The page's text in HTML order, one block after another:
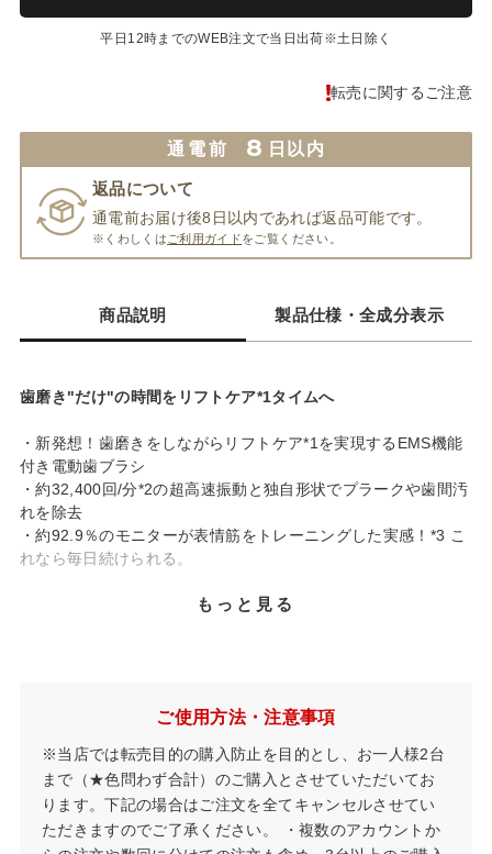
平日12時までのWEB注文で当日出荷※土日除く
転売に関するご注意
通電前 8 日以内
返品について
通電前お届け後8日以内であれば返品可能です。
※くわしくは ご利用ガイドをご覧ください。
商品説明 製品仕様・全成分表示
歯磨き"だけ"の時間をリフトケア*1タイムへ
・新発想！歯磨きをしながらリフトケア*1を実現するEMS機能
付き電動歯ブラシ
・約32,400回/分*2の超高速振動と独自形状でプラークや歯間汚
れを除去
・約92.9％のモニターが表情筋をトレーニングした実感！*3 こ
れなら毎日続けられる。
いときの左右比較を行い、製品の肌状態への影響と体感を比
較。効果実感において「1点：全く実感がなかった」～「7点：
非常に実感があった」までの7段階評価で使用前よりも使用後に
効果を実感した人の割合を算出。被験者：45歳～67歳の女性14
名。
もっと見る
ご使用方法・注意事項
※当店では転売目的の購入防止を目的とし、お一人様2台
まで（★色問わず合計）のご購入とさせていただいてお
ります。下記の場合はご注文を全てキャンセルさせてい
ただきますのでご了承ください。 ・複数のアカウントか